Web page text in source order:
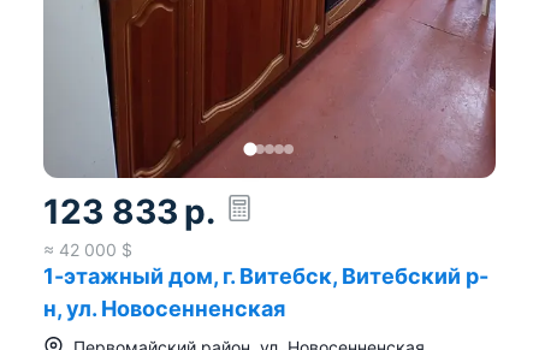
123 833 р.
≈ 42 000 $
1-этажный дом, г. Витебск, Витебский р-
н, ул. Новосенненская